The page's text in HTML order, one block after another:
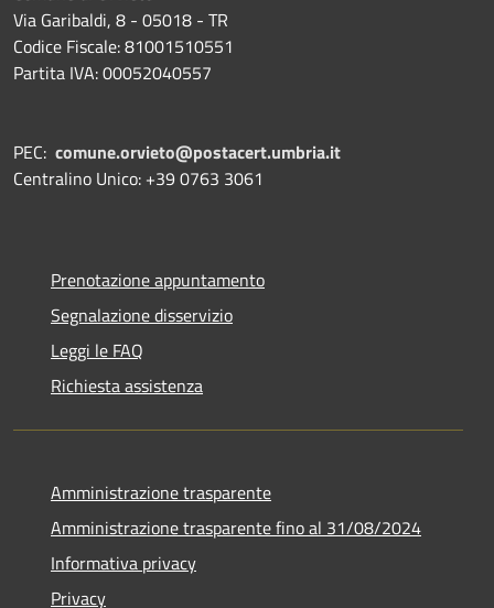
Via Garibaldi, 8 - 05018 - TR
Codice Fiscale: 81001510551
Partita IVA: 00052040557
PEC: comune.orvieto@postacert.umbria.it
Centralino Unico: +39 0763 3061
Prenotazione appuntamento
Segnalazione disservizio
Leggi le FAQ
Richiesta assistenza
Amministrazione trasparente
Amministrazione trasparente fino al 31/08/2024
Informativa privacy
Privacy